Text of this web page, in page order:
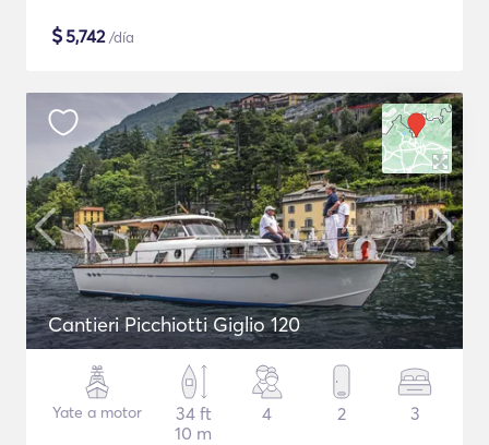
$5,742/día
Cantieri Picchiotti Giglio 120
Yate a motor
34 ft
10 m
4 2 3